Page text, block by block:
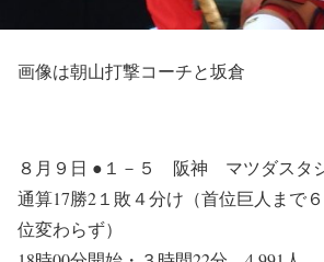
画像は朝山打撃コーチと坂倉
８月９日 ●１－５ 阪神 マツダスタ
通算17勝2１敗４分け（首位巨人まで
位変わらず）